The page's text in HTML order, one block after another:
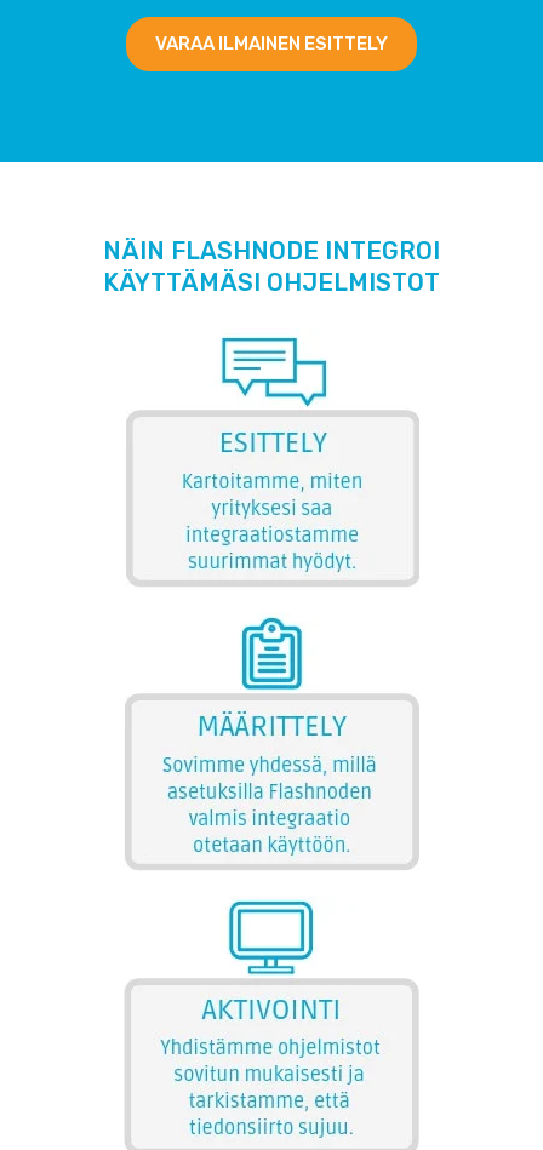
VARAA ILMAINEN ESITTELY
NÄIN FLASHNODE INTEGROI
KÄYTTÄMÄSI OHJELMISTOT